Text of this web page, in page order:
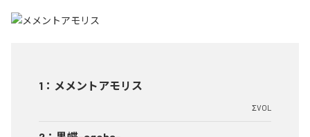
1 ： メメントアモリス
ΣVOL